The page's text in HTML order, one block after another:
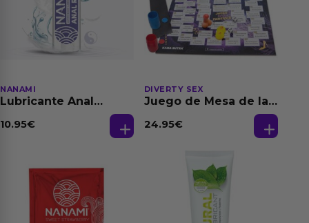
NANAMI
Lubricante Anal
Dilatación Base Agua
10.95€
DIVERTY SEX
Juego de Mesa de las
24.95€